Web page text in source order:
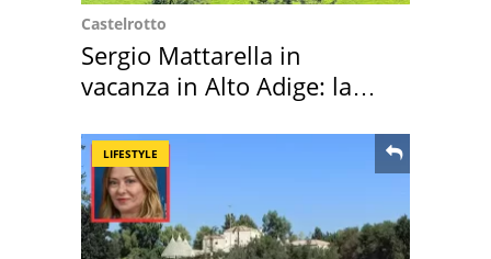
Castelrotto
Sergio Mattarella in
vacanza in Alto Adige: la
LIFESTYLE